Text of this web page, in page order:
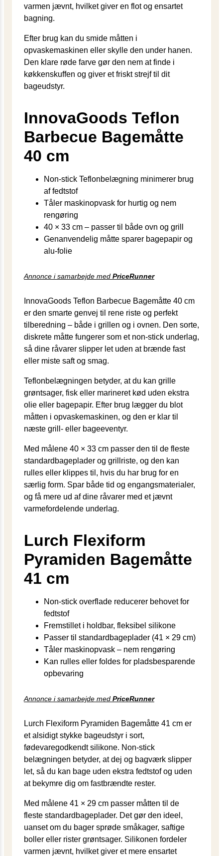
varmen jævnt, hvilket giver en flot og ensartet
bagning.
Efter brug kan du smide måtten i
opvaskemaskinen eller skylle den under hanen.
Den klare røde farve gør den nem at finde i
køkkenskuffen og giver et friskt strejf til dit
bageudstyr.
InnovaGoods Teflon
Barbecue Bagemåtte
40 cm
Non-stick Teflonbelægning minimerer brug
af fedtstof
Tåler maskinopvask for hurtig og nem
rengøring
40 × 33 cm – passer til både ovn og grill
Genanvendelig måtte sparer bagepapir og
alu-folie
Annonce i samarbejde med PriceRunner
InnovaGoods Teflon Barbecue Bagemåtte 40 cm
er den smarte genvej til rene riste og perfekt
tilberedning – både i grillen og i ovnen. Den sorte,
diskrete måtte fungerer som et non-stick underlag,
så dine råvarer slipper let uden at brænde fast
eller miste saft og smag.
Teflonbelægningen betyder, at du kan grille
grøntsager, fisk eller marineret kød uden ekstra
olie eller bagepapir. Efter brug lægger du blot
måtten i opvaskemaskinen, og den er klar til
næste grill- eller bageeventyr.
Med målene 40 × 33 cm passer den til de fleste
standardbageplader og grillriste, og den kan
rulles eller klippes til, hvis du har brug for en
særlig form. Spar både tid og engangs­materialer,
og få mere ud af dine råvarer med et jævnt
varmefordelende underlag.
Lurch Flexiform
Pyramiden Bagemåtte
41 cm
Non-stick overflade reducerer behovet for
fedtstof
Fremstillet i holdbar, fleksibel silikone
Passer til standardbageplader (41 × 29 cm)
Tåler maskinopvask – nem rengøring
Kan rulles eller foldes for pladsbesparende
opbevaring
Annonce i samarbejde med PriceRunner
Lurch Flexiform Pyramiden Bagemåtte 41 cm er
et alsidigt stykke bageudstyr i sort,
fødevaregodkendt silikone. Non-stick
belægningen betyder, at dej og bagværk slipper
let, så du kan bage uden ekstra fedtstof og uden
at bekymre dig om fastbrændte rester.
Med målene 41 × 29 cm passer måtten til de
fleste standardbageplader. Det gør den ideel,
uanset om du bager sprøde småkager, saftige
boller eller rister grøntsager. Silikonen fordeler
varmen jævnt, hvilket giver et mere ensartet